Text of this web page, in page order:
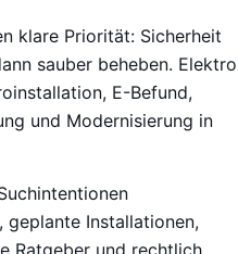
klare Priorität: Sicherheit
sauber beheben. Elektro
E-Befund,
und Modernisierung in
geplante Installationen,
Ratgeber und rechtlich